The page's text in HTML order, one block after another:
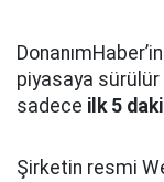
piyasaya
sadece ilk 5
Şirketin resmi